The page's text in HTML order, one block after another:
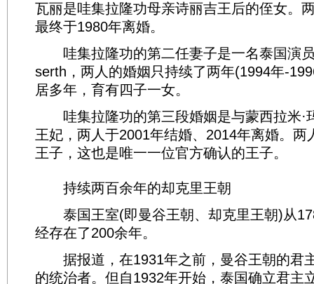
瓦丽是哇集拉隆功母亲诗丽吉王后的侄女。
最终于1980年离婚。
哇集拉隆功的第二任妻子是一名泰国演员
serth，两人的婚姻只持续了两年(1994年-
居多年，育有四子一女。
哇集拉隆功的第三段婚姻是与蒙西拉米·
王妃，两人于2001年结婚、2014年离婚。两
王子，这也是唯一一位官方确认的王子。
持续两百余年的却克里王朝
泰国王室(即曼谷王朝、却克里王朝)从
经存在了200余年。
据报道，在1931年之前，曼谷王朝的君
的统治者。但自1932年开始，泰国确立君主